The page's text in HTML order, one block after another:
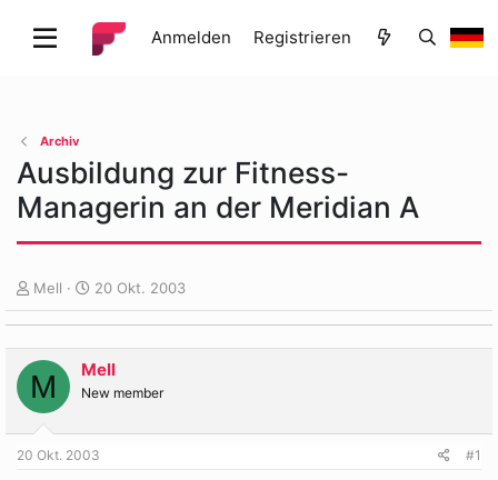
Anmelden Registrieren
Archiv
Ausbildung zur Fitness-
Managerin an der Meridian A
E
r
s
t
l
e
r
Mell
E
r
s
t
e
l
t
a
20 Okt. 2003
M Mell
New member
20 Okt. 2003 #1